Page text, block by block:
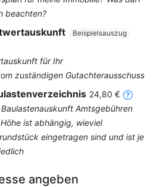
beachten?
Beispielsauszug
für Ihr
zuständigen Gutachterausschuss
24,80 €
Amtsgebühren
ist abhängig, wieviel
eingetragen sind und ist je
angeben